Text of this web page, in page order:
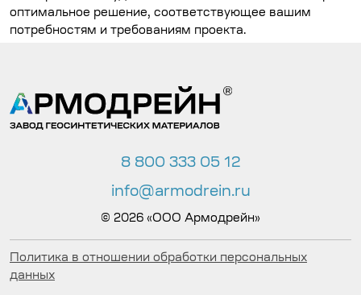
оптимальное решение, соответствующее вашим
потребностям и требованиям проекта.
8 800 333 05 12
info@armodrein.ru
© 2026 «ООО Армодрейн»
Политика в отношении обработки персональных
данных